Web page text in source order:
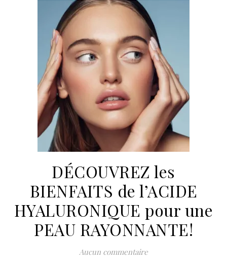
DÉCOUVREZ les
BIENFAITS de l’ACIDE
HYALURONIQUE pour une
PEAU RAYONNANTE!
Aucun commentaire